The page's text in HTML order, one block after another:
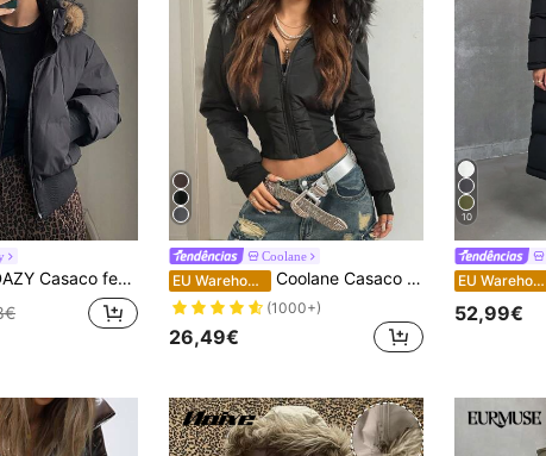
feminino acolchoado, folgado, com capuz, peludo, jaqueta de inverno
Coolane
EU Warehouse Coolane Casaco básico acolchoado feminino de inverno com chapéu de flanela
(1000+)
26,49€
10
EU Warehouse
52,99€